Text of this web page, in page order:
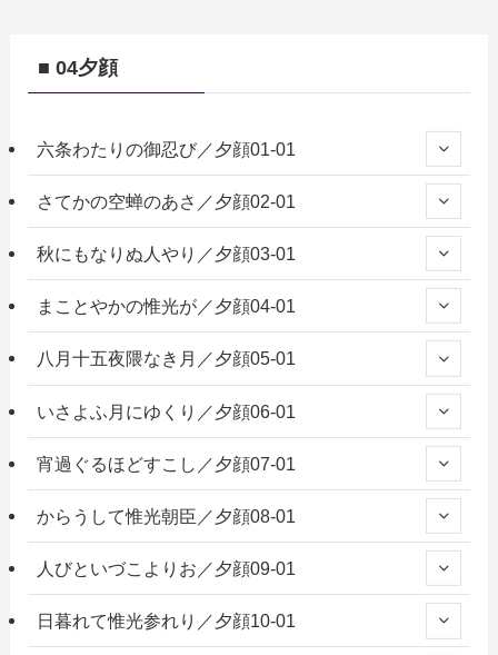
■ 04夕顔
六条わたりの御忍び／夕顔01-01
さてかの空蝉のあさ／夕顔02-01
秋にもなりぬ人やり／夕顔03-01
まことやかの惟光が／夕顔04-01
八月十五夜隈なき月／夕顔05-01
いさよふ月にゆくり／夕顔06-01
宵過ぐるほどすこし／夕顔07-01
からうして惟光朝臣／夕顔08-01
人びといづこよりお／夕顔09-01
日暮れて惟光参れり／夕顔10-01